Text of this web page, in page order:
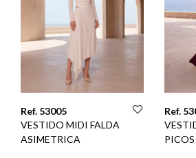
Ref. 53005
VESTIDO MIDI FALDA
ASIMETRICA
Ref.
PICOS